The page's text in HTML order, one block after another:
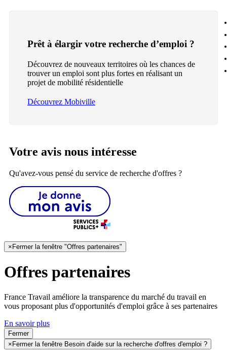
Prêt à élargir votre recherche d’emploi ?
Découvrez de nouveaux territoires où les chances de
trouver un emploi sont plus fortes en réalisant un
projet de mobilité résidentielle
Découvrez Mobiville
Votre avis nous intéresse
Qu'avez-vous pensé du service de recherche d'offres ?
× Fermer la fenêtre "Offres partenaires"
Offres partenaires
France Travail améliore la transparence du marché du travail en
vous proposant plus d'opportunités d'emploi grâce à ses partenaires
En savoir plus
Fermer
×Fermer la fenêtre Besoin d'aide sur la recherche d'offres d'emploi ?